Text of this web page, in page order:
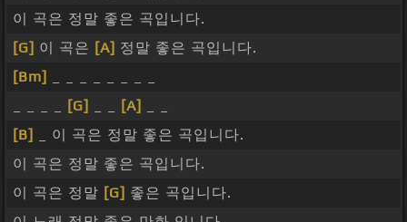
이 곡은 정말 좋은 곡입니다.
[G] 이 곡은 [A] 정말 좋은 곡입니다.
[Bm]
[G] [A]
[B]
_ 이 곡은 정말 좋은 곡입니다.
이 곡은 정말 좋은 곡입니다.
이 곡은 정말 [G] 좋은 곡입니다.